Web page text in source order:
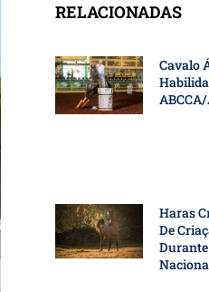
RELACIONADAS
Cavalo
Haras
De